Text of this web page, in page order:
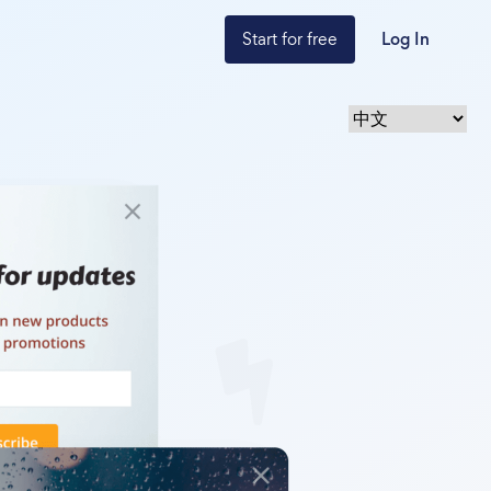
Start for free Log In